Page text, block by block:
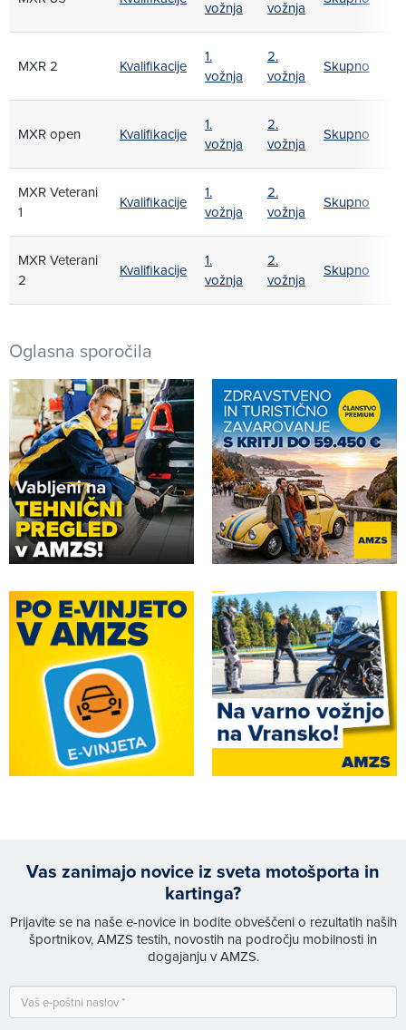
vožnja vožnja
MXR 2 Kvalifikacije
1.
vožnja
2.
vožnja
Skupno
MXR open Kvalifikacije
1.
vožnja
2.
vožnja
Skupno
MXR Veterani
1
Kvalifikacije
1.
vožnja
2.
vožnja
Skupno
MXR Veterani
2
Kvalifikacije
1.
vožnja
2.
vožnja
Skupno
Oglasna sporočila
Vas zanimajo novice iz sveta motošporta in
kartinga?
Prijavite se na naše e-novice in bodite obveščeni o rezultatih naših
športnikov, AMZS testih, novostih na področju mobilnosti in
dogajanju v AMZS.